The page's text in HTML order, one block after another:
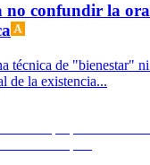
confundir la
técnica de "bienestar"
de la existencia...